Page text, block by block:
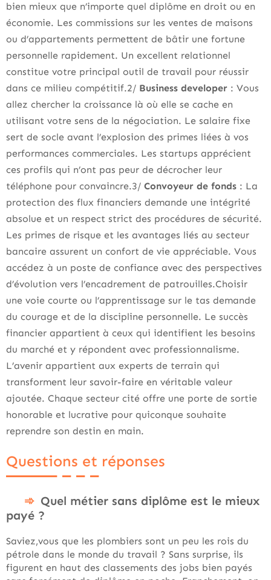
bien mieux que n’importe quel diplôme en droit ou en
économie. Les commissions sur les ventes de maisons
ou d’appartements permettent de bâtir une fortune
personnelle rapidement. Un excellent relationnel
constitue votre principal outil de travail pour réussir
dans ce milieu compétitif.2/ Business developer : Vous
allez chercher la croissance là où elle se cache en
utilisant votre sens de la négociation. Le salaire fixe
sert de socle avant l’explosion des primes liées à vos
performances commerciales. Les startups apprécient
ces profils qui n’ont pas peur de décrocher leur
téléphone pour convaincre.3/ Convoyeur de fonds : La
protection des flux financiers demande une intégrité
absolue et un respect strict des procédures de sécurité.
Les primes de risque et les avantages liés au secteur
bancaire assurent un confort de vie appréciable. Vous
accédez à un poste de confiance avec des perspectives
d’évolution vers l’encadrement de patrouilles.Choisir
une voie courte ou l’apprentissage sur le tas demande
du courage et de la discipline personnelle. Le succès
financier appartient à ceux qui identifient les besoins
du marché et y répondent avec professionnalisme.
L’avenir appartient aux experts de terrain qui
transforment leur savoir-faire en véritable valeur
ajoutée. Chaque secteur cité offre une porte de sortie
honorable et lucrative pour quiconque souhaite
reprendre son destin en main.
Questions et réponses
Quel métier sans diplôme est le mieux
payé ?
Saviez,vous que les plombiers sont un peu les rois du
pétrole dans le monde du travail ? Sans surprise, ils
figurent en haut des classements des jobs bien payés